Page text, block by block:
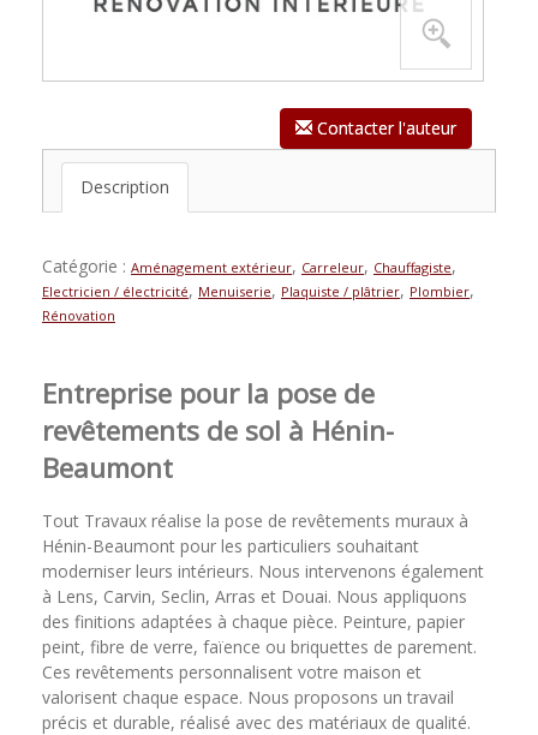
Contacter l'auteur
Description
Catégorie : Aménagement extérieur, Carreleur, Chauffagiste,
Electricien / électricité, Menuiserie, Plaquiste / plâtrier, Plombier,
Rénovation
Entreprise pour la pose de
revêtements de sol à Hénin-
Beaumont
Tout Travaux réalise la pose de revêtements muraux à
Hénin-Beaumont pour les particuliers souhaitant
moderniser leurs intérieurs. Nous intervenons également
à Lens, Carvin, Seclin, Arras et Douai. Nous appliquons
des finitions adaptées à chaque pièce. Peinture, papier
peint, fibre de verre, faïence ou briquettes de parement.
Ces revêtements personnalisent votre maison et
valorisent chaque espace. Nous proposons un travail
précis et durable, réalisé avec des matériaux de qualité.